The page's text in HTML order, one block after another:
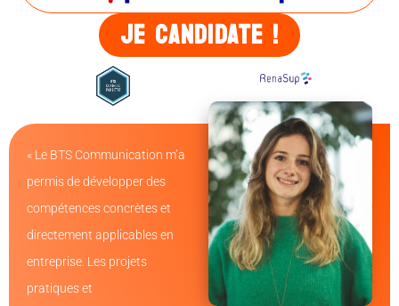
JE CANDIDATE !
« Le BTS Communication m’a
permis de développer des
compétences concrètes et
directement applicables en
entreprise. Les projets
pratiques et